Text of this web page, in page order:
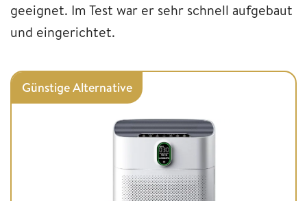
geeignet. Im Test war er sehr schnell aufgebaut
und eingerichtet.
Günstige Alternative